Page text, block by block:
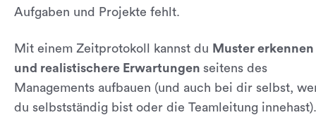
Aufgaben und Projekte fehlt.
Mit einem Zeitprotokoll kannst du Muster erkennen
und realistischere Erwartungen seitens des
Managements aufbauen (und auch bei dir selbst,
du selbstständig bist oder die Teamleitung